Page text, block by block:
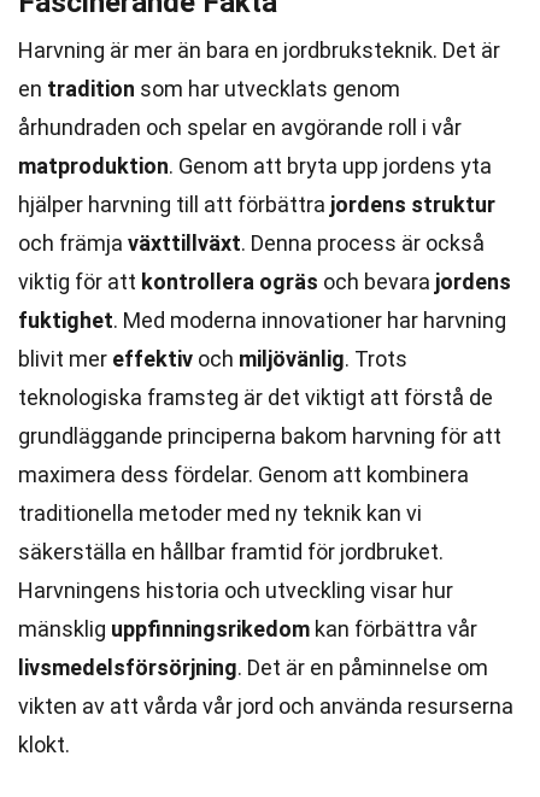
Harvning är mer än bara en jordbruksteknik. Det är
en tradition som har utvecklats genom
århundraden och spelar en avgörande roll i vår
matproduktion. Genom att bryta upp jordens yta
hjälper harvning till att förbättra jordens struktur
och främja växttillväxt. Denna process är också
viktig för att kontrollera ogräs och bevara jordens
fuktighet. Med moderna innovationer har harvning
blivit mer effektiv och miljövänlig. Trots
teknologiska framsteg är det viktigt att förstå de
grundläggande principerna bakom harvning för att
maximera dess fördelar. Genom att kombinera
traditionella metoder med ny teknik kan vi
säkerställa en hållbar framtid för jordbruket.
Harvningens historia och utveckling visar hur
mänsklig uppfinningsrikedom kan förbättra vår
livsmedelsförsörjning. Det är en påminnelse om
vikten av att vårda vår jord och använda resurserna
klokt.